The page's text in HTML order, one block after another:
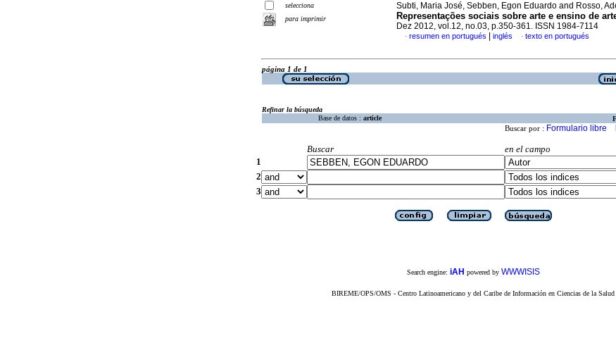
selecciona
para imprimir
Subti, Maria José, Sebben, Egon Eduardo and Rosso,
Representações sociais sobre arte e ensino de
Dez 2012, vol.12, no.03, p.350-361. ISSN 1984-7114
· resumen en portugués inglés · texto en portugués
página 1 de 1
Refinar la búsqueda
Base de datos : article
Buscar por : Formulario libre
Buscar
en el campo
1
2
3
Search engine: iAH powered by WWWISIS
BIREME/OPS/OMS - Centro Latinoamericano y del Caribe de Información en Ciencias de la Salud